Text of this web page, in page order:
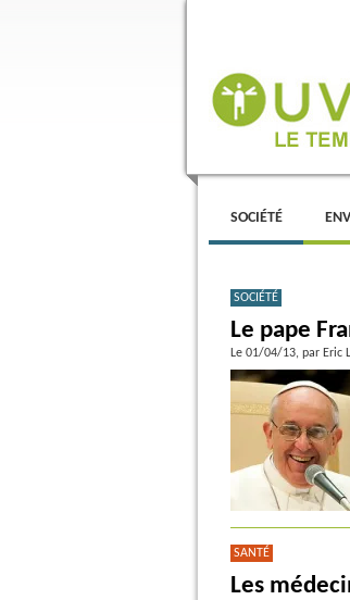
Menu principal
ALLER AU
ALLER AU
SOCIÉTÉ
SOCIÉTÉ
Le pape
Le 01/04/13, par Eric
SANTÉ
Les